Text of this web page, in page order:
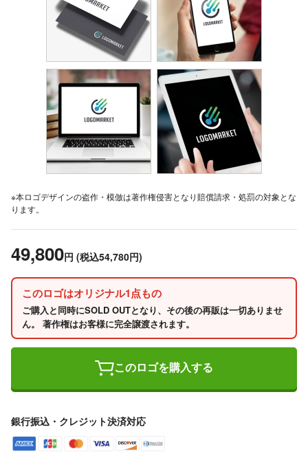
※本ロゴデザインの盗作・模倣は著作権侵害となり賠償請求・処罰の対象とな
ります。
49,800円 (税込54,780円)
このロゴはオリジナル1点もの
ご購入と同時にSOLD OUTとなり、その後の再販は一切ありませ
ん。 著作権はお客様に完全譲渡されます。
このロゴを購入する
銀行振込・クレジット決済対応